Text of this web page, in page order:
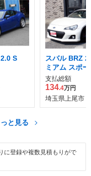
S
スバル BRZ
ミアム スポ
ケージ
支払総額
134.4万円
埼玉県上尾市
と見る
に登録や複数見積もりがで